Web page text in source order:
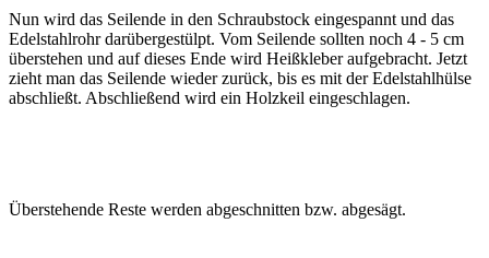
Nun wird das Seilende in den Schraubstock eingespannt und das
Edelstahlrohr darübergestülpt. Vom Seilende sollten noch 4 - 5 cm
überstehen und auf dieses Ende wird Heißkleber aufgebracht. Jetzt
zieht man das Seilende wieder zurück, bis es mit der Edelstahlhülse
abschließt. Abschließend wird ein Holzkeil eingeschlagen.
Überstehende Reste werden abgeschnitten bzw. abgesägt.